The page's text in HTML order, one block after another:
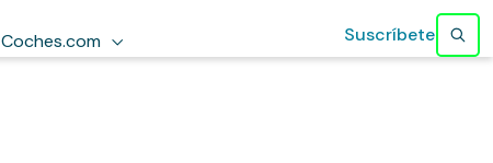
Coches.com Suscríbete